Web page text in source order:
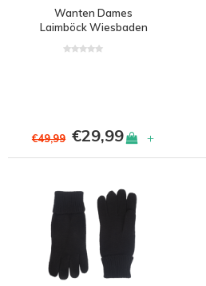
Wanten Dames
Laimböck Wiesbaden
€49,99 €29,99 +